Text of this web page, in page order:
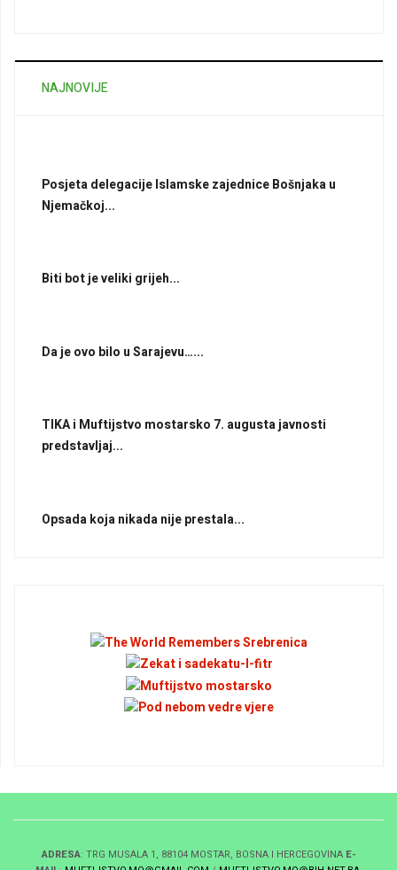
NAJNOVIJE
Posjeta delegacije Islamske zajednice Bošnjaka u
Njemačkoj...
Biti bot je veliki grijeh...
Da je ovo bilo u Sarajevu…...
TIKA i Muftijstvo mostarsko 7. augusta javnosti
predstavljaj...
Opsada koja nikada nije prestala...
ADRESA: TRG MUSALA 1, 88104 MOSTAR, BOSNA I HERCEGOVINA E-